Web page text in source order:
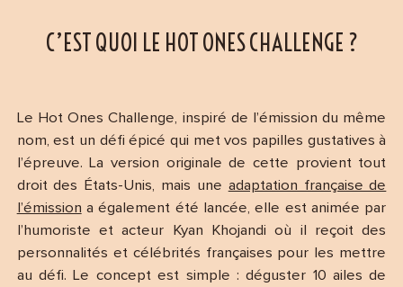
C’EST QUOI LE HOT ONES CHALLENGE ?
Le Hot Ones Challenge, inspiré de l’émission du même
nom, est un défi épicé qui met vos papilles gustatives à
l’épreuve. La version originale de cette provient tout
droit des États-Unis, mais une adaptation française de
l’émission a également été lancée, elle est animée par
l’humoriste et acteur Kyan Khojandi où il reçoit des
personnalités et célébrités françaises pour les mettre
au défi. Le concept est simple : déguster 10 ailes de